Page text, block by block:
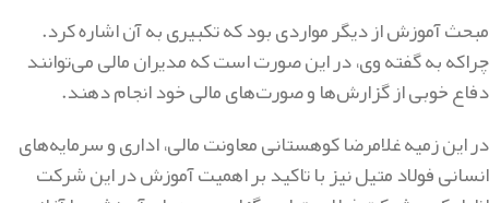
مبحث آموزش از دیگر مواردی بود که تکبیری به آن اشاره کرد.
چراکه به گفته وی، در این صورت است که مدیران مالی می‌توانند
دفاع خوبی از گزارش‌ها و صورت‌های مالی خود انجام دهند.
در این زمیه غلامرضا کوهستانی معاونت مالی، اداری و سرمایه‌های
انسانی فولاد متیل نیز با تاکید بر اهمیت آموزش در این شرکت